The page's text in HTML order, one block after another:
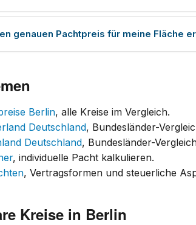
genauen Pachtpreis für meine Fläche
Berlin, alle Kreise im Vergleich.
Deutschland, Bundesländer-
Deutschland, Bundesländer-
, individuelle Pacht kalkulieren.
, Vertragsformen und steuerliche
Kreise in Berlin